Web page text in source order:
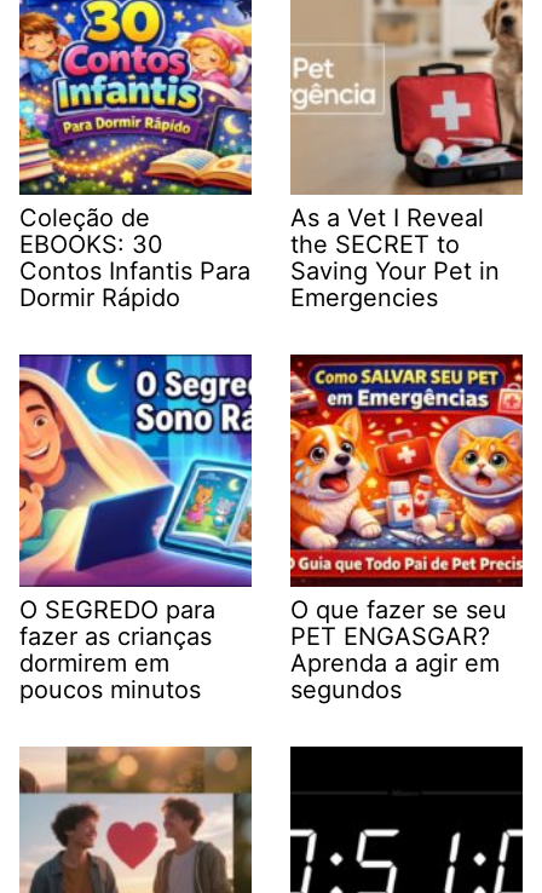
Coleção de
EBOOKS: 30
Contos Infantis Para
Dormir Rápido
As a Vet I Reveal
the SECRET to
Saving Your Pet in
Emergencies
O SEGREDO para
fazer as crianças
dormirem em
poucos minutos
O que fazer se seu
PET ENGASGAR?
Aprenda a agir em
segundos